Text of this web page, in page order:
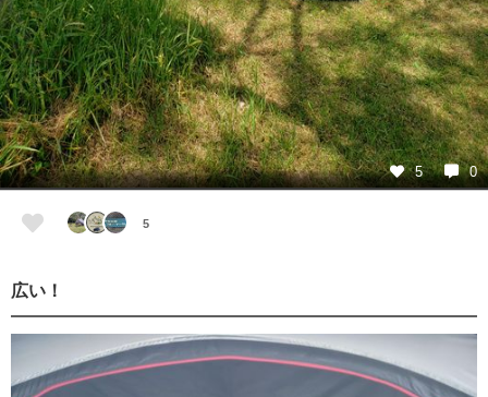
5 0
5
広い！